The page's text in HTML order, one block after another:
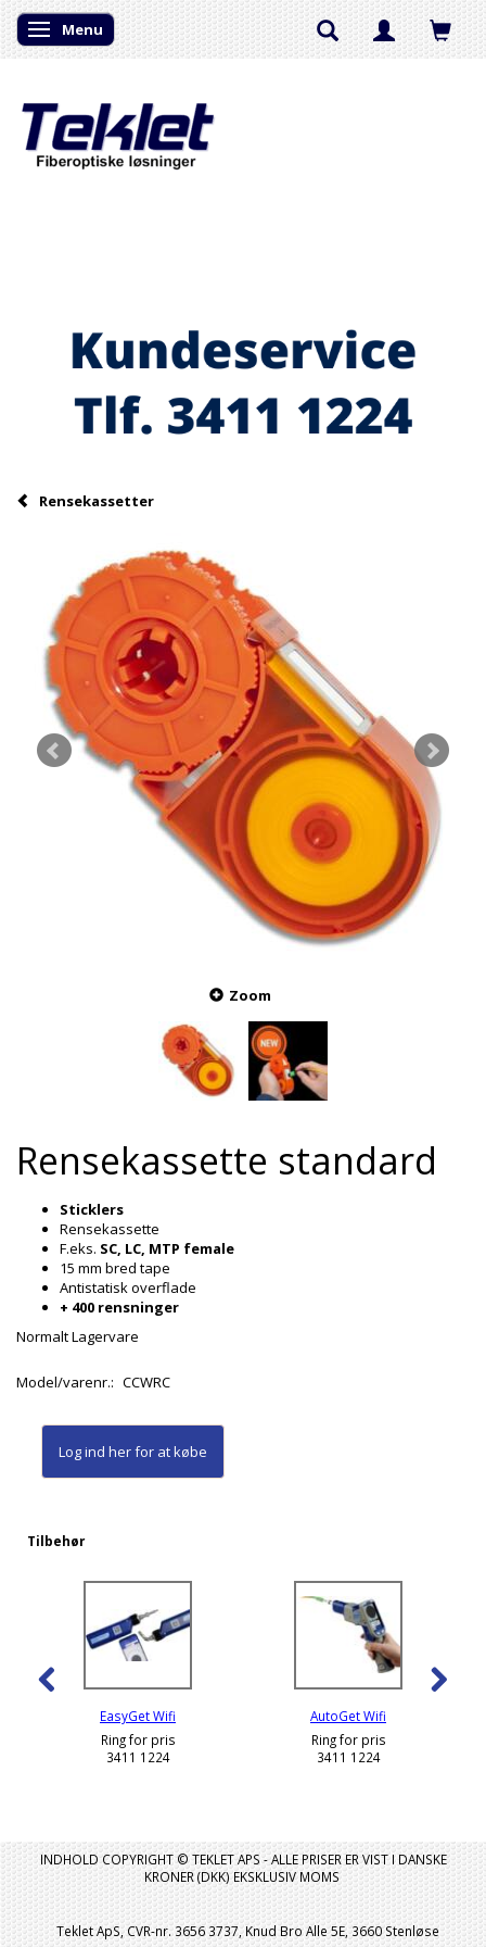
Skifte navigation
Menu
Rensekassetter
Zoom
Rensekassette standard
Sticklers
Rensekassette
F.eks. SC, LC, MTP female
15 mm bred tape
Antistatisk overflade
+ 400 rensninger
Normalt Lagervare
Model/varenr.: CCWRC
Log ind herfor at købe
Tilbehør
EasyGet Wifi
Ring for pris
3411 1224
AutoGet Wifi
Ring for pris
3411 1224
INDHOLD COPYRIGHT © TEKLET APS - ALLE PRISER ER VIST I DANSKE
KRONER (DKK) EKSKLUSIV MOMS
Teklet ApS, CVR-nr. 3656 3737, Knud Bro Alle 5E, 3660 Stenløse